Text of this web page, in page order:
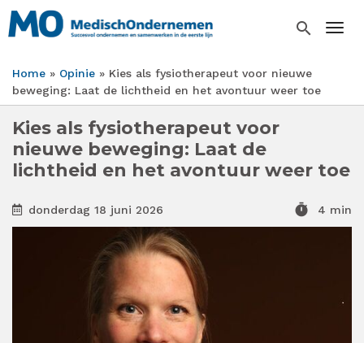
Overslaan
en
inhoud
gaan
search
Kruimelpad
Home Opinie
Kies als fysiotherapeut voor nieuwe
beweging: Laat de lichtheid en het avontuur weer toe
Kies als fysiotherapeut voor
nieuwe beweging: Laat de
lichtheid en het avontuur weer toe
donderdag 18 juni 2026 timer 4 min